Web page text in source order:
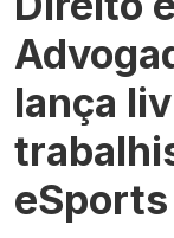
lança
eSports